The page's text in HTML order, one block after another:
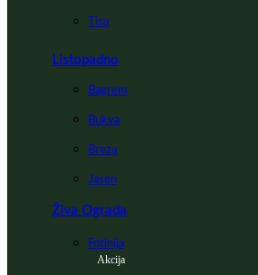
Tisa
Listopadno
Bagrem
Bukva
Breza
Jasen
Živa Ograda
Fotinija
Akcija